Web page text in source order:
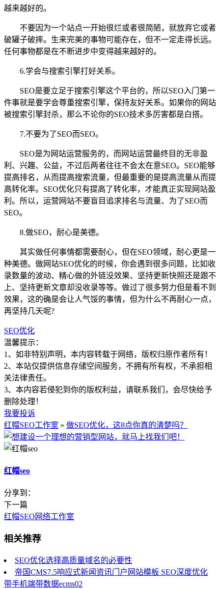
越来越好的。
不要因为一个站点一开始很烂或者很简陋，就放弃它或者
破罐子破摔。生来完美的事物可能存在，但不一定走得长远。
任何事物都是在不断进步中变得越来越好的。
6.学会与搜索引擎打好关系。
SEO是要立足于搜索引擎这个平台的，所以SEO入门第一
件事就是要学会尊重搜索引擎，保持友好关系。如果你的网站
被搜索引擎封杀，那么不论你的SEO技术多厉害都是白搭。
7.不要为了SEO而SEO。
SEO是为网站运营服务的，而网站运营最终目的无非盈
利、兴趣、公益，不过后两者往往不会太在意SEO。SEO能够
提高排名，从而提高搜索流量，但最重要的是提高流量从而提
高转化率。SEO优化只有提高了转化率，才能真正实现网站盈
利。所以，运营网站不要盲目追求排名与流量、为了SEO而
SEO。
8.做SEO，耐心是美德。
其实做任何事情都需要耐心，但在SEO领域，耐心更是一
种美德。做网站SEO优化的时候，你会遇到很多问题，比如收
录数量的波动、精心做的外链没效果、坚持更新快照还是跟不
上、坚持更新文章却没收录等等。做过了很多努力但是看不到
效果，这的确是会让人气馁的事情，但为什么不再耐心一点，
再坚持几天呢?
SEO优化
温馨提示：
1、如非特别声明，本内容转载于网络，版权归原作者所有！
2、本站仅提供信息存储空间服务，不拥有所有权，不承担相
关法律责任。
3、本内容若侵犯到你的版权利益，请联系我们，会尽快给予
删除处理！
我要投诉
红帽SEO工作室 » 做SEO优化，这8点你真的清楚吗？
红帽seo
分享到：
下一篇
红帽SEO网络工作室
相关推荐
SEO优化选择高质量域名的必要性
帝国CMS7.5响应式新闻资讯门户网站模板 SEO深度优化
带手机端带数据ecms02